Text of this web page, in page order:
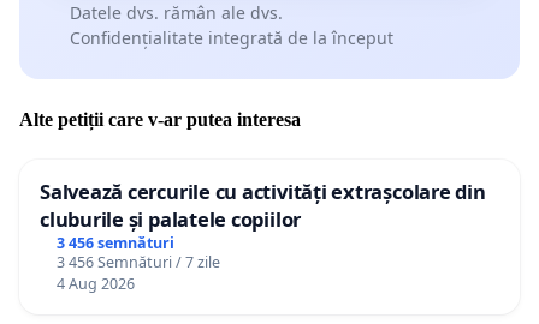
Datele dvs. rămân ale dvs.
Confidențialitate integrată de la început
Alte petiții care v-ar putea interesa
Salvează cercurile cu activități extrașcolare din
cluburile și palatele copiilor
3 456 semnături
3 456 Semnături / 7 zile
4 Aug 2026